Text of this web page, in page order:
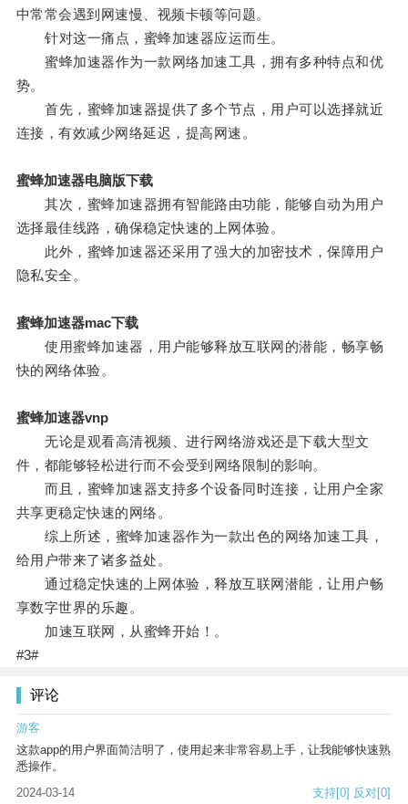
中常常会遇到网速慢、视频卡顿等问题。
针对这一痛点，蜜蜂加速器应运而生。
蜜蜂加速器作为一款网络加速工具，拥有多种特点和优
势。
首先，蜜蜂加速器提供了多个节点，用户可以选择就近
连接，有效减少网络延迟，提高网速。
蜜蜂加速器电脑版下载
其次，蜜蜂加速器拥有智能路由功能，能够自动为用户
选择最佳线路，确保稳定快速的上网体验。
此外，蜜蜂加速器还采用了强大的加密技术，保障用户
隐私安全。
蜜蜂加速器mac下载
使用蜜蜂加速器，用户能够释放互联网的潜能，畅享畅
快的网络体验。
蜜蜂加速器vnp
无论是观看高清视频、进行网络游戏还是下载大型文
件，都能够轻松进行而不会受到网络限制的影响。
而且，蜜蜂加速器支持多个设备同时连接，让用户全家
共享更稳定快速的网络。
综上所述，蜜蜂加速器作为一款出色的网络加速工具，
给用户带来了诸多益处。
通过稳定快速的上网体验，释放互联网潜能，让用户畅
享数字世界的乐趣。
加速互联网，从蜜蜂开始！。
#3#
评论
游客
这款app的用户界面简洁明了，使用起来非常容易上手，让我能够快速熟
悉操作。
2024-03-14
支持[0] 反对[0]